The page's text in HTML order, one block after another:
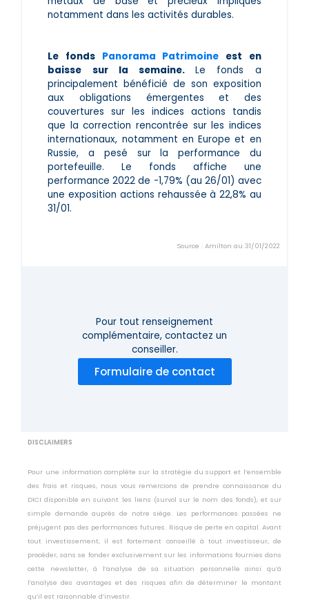
notamment dans les activités durables.
Le fonds Panorama Patrimoine est en
baisse sur la semaine.Le fonds a
principalement bénéficié de son exposition
aux obligations émergentes et des
couvertures sur les indices actions tandis
que la correction rencontrée sur les indices
internationaux, notamment en Europe et en
Russie, a pesé sur la performance du
portefeuille. Le fonds affiche une
performance 2022 de -1,79% (au 26/01) avec
une exposition actions rehaussée à 22,8% au
31/01.
Source : Amilton au 31/01/2022
Pour tout renseignement
complémentaire, contactez un
conseiller.
Formulaire de contact
DISCLAIMERS
Pour une information complète sur la stratégie du support et l’ensemble
des frais et risques, nous vous remercions de prendre connaissance du
DICI disponible en suivant les liens (survol sur le nom des fonds), et sur
simple demande auprès de notre siège. Les performances passées ne
préjugent pas des performances futures. Risque de perte en capital. Avant
tout investissement, il est fortement conseillé à tout investisseur, de
procéder, sans se fonder exclusivement sur les informations fournies dans
cette newsletter, à l’analyse de sa situation personnelle ainsi qu’à
l’analyse des avantages et des risques afin de déterminer le montant
qu’il est raisonnable d’investir.